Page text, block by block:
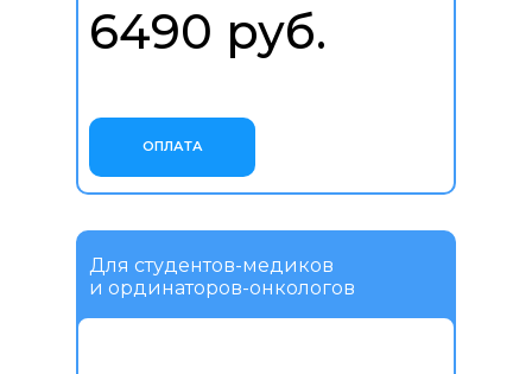
Для студентов-медиков
и ординаторов-онкологов
6490 руб.
ОПЛАТА